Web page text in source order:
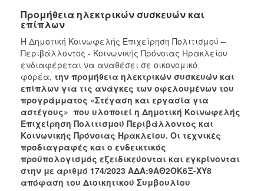
2022
2021
2020
2019
2018
2017
2016
2015
2013
Προμήθεια ηλεκτρικών συσκευών και
επίπλων
H Δημοτική Κοινωφελής Επιχείρηση Πολιτισμού –
Περιβάλλοντος - Κοινωνικής Πρόνοιας Ηρακλείου
ενδιαφέρεται να αναθέσει σε οικονομικό
φορέα, την προμήθεια ηλεκτρικών συσκευών και
επίπλων για τις ανάγκες των οφελουμένων του
προγράμματος «Στέγαση και εργασία για
αστέγους» που υλοποιεί η Δημοτική Κοινωφελής
Επιχείρηση Πολιτισμού Περιβάλλοντος και
Κοινωνικής Πρόνοιας Ηρακλείου. Οι τεχνικές
προδιαγραφές και ο ενδεικτικός
προϋπολογισμός εξειδικεύονται και εγκρίνονται
στην με αριθμό 174/2023 ΑΔΑ:9ΑΘ2ΟΚ6Ξ-ΧΥ8
απόφαση του Διοικητικού Συμβουλίου